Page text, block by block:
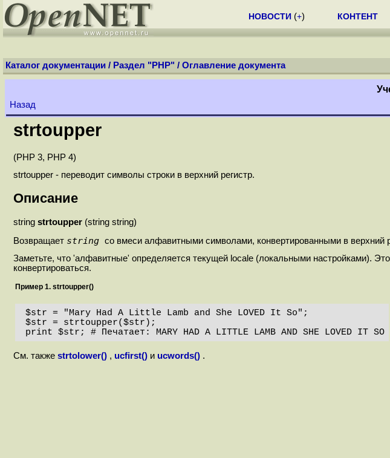
НОВОСТИ (+) КОНТЕНТ
Каталог документации / Раздел "PHP" / Оглавление документа
Назад
strtoupper
(PHP 3, PHP 4)
strtoupper - переводит символы строки в верхний регистр.
Описание
string strtoupper (string string)
Возвращает string со вмеси алфавитными символами, конвертированными в верхний
Заметьте, что 'алфавитные' определяется текущей locale (локальными настройками).
конвертироваться.
Пример 1. strtoupper()
$str = "Mary Had A Little Lamb and She LOVED It So";
$str = strtoupper($str);
print $str; # Печатает: MARY HAD A LITTLE LAMB AND SHE LOVED IT SO
См. также strtolower() , ucfirst() и ucwords() .